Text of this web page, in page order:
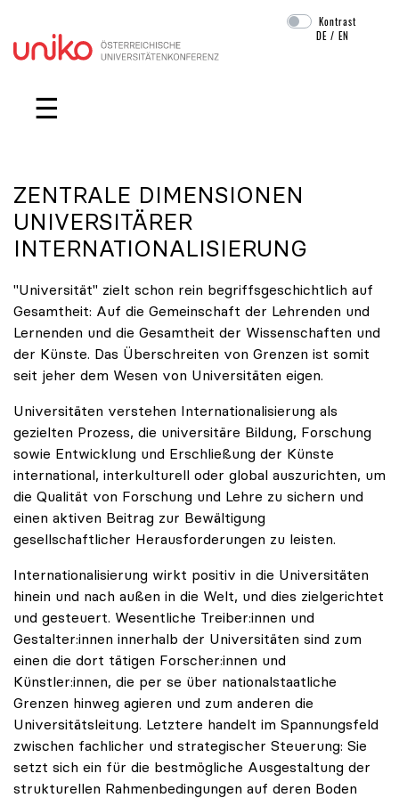
Navigation überspringen
Kontrast
DE /EN
☰
ZENTRALE DIMENSIONEN
UNIVERSITÄRER
INTERNATIONALISIERUNG
"Universität" zielt schon rein begriffsgeschichtlich auf
Gesamtheit: Auf die Gemeinschaft der Lehrenden und
Lernenden und die Gesamtheit der Wissenschaften und
der Künste. Das Überschreiten von Grenzen ist somit
seit jeher dem Wesen von Universitäten eigen.
Universitäten verstehen Internationalisierung als
gezielten Prozess, die universitäre Bildung, Forschung
sowie Entwicklung und Erschließung der Künste
international, interkulturell oder global auszurichten, um
die Qualität von Forschung und Lehre zu sichern und
einen aktiven Beitrag zur Bewältigung
gesellschaftlicher Herausforderungen zu leisten.
Internationalisierung wirkt positiv in die Universitäten
hinein und nach außen in die Welt, und dies zielgerichtet
und gesteuert. Wesentliche Treiber:innen und
Gestalter:innen innerhalb der Universitäten sind zum
einen die dort tätigen Forscher:innen und
Künstler:innen, die per se über nationalstaatliche
Grenzen hinweg agieren und zum anderen die
Universitätsleitung. Letztere handelt im Spannungsfeld
zwischen fachlicher und strategischer Steuerung: Sie
setzt sich ein für die bestmögliche Ausgestaltung der
strukturellen Rahmenbedingungen auf deren Boden